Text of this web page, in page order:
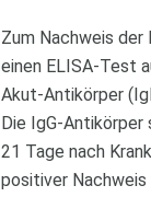
Zum Nachweis der
einen ELISA-Test
Akut-Antikörper
Die IgG-
21 Tage nach
positiver